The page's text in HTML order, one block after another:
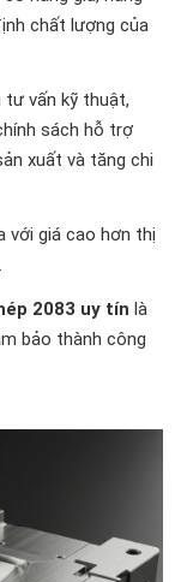
chất lượng của
tư vấn kỹ thuật,
sách hỗ trợ
xuất và tăng chi
với giá cao hơn thị
2083 uy tín là
bảo thành công